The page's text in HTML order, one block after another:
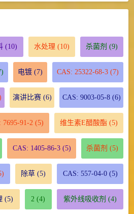
(10) 水处理 (10) 杀菌剂 (9)
电镀 (7) CAS: 25322-68-3 (7)
演讲比赛(6) CAS: 9003-05-8(6)
7695-91-2 (5) 维生素E醋酸酯 (5)
CAS: 1405-86-3(5) 杀菌剂 (5)
除草 (5) CAS: 557-04-0(5)
(5) 2 (4) 紫外线吸收剂 (4)